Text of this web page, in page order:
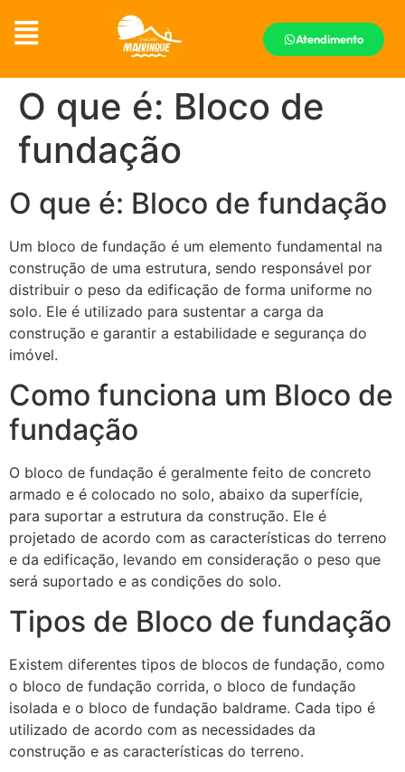
Atendimento
O que é: Bloco de
fundação
O que é: Bloco de fundação
Um bloco de fundação é um elemento fundamental na
construção de uma estrutura, sendo responsável por
distribuir o peso da edificação de forma uniforme no
solo. Ele é utilizado para sustentar a carga da
construção e garantir a estabilidade e segurança do
imóvel.
Como funciona um Bloco de
fundação
O bloco de fundação é geralmente feito de concreto
armado e é colocado no solo, abaixo da superfície,
para suportar a estrutura da construção. Ele é
projetado de acordo com as características do terreno
e da edificação, levando em consideração o peso que
será suportado e as condições do solo.
Tipos de Bloco de fundação
Existem diferentes tipos de blocos de fundação, como
o bloco de fundação corrida, o bloco de fundação
isolada e o bloco de fundação baldrame. Cada tipo é
utilizado de acordo com as necessidades da
construção e as características do terreno.